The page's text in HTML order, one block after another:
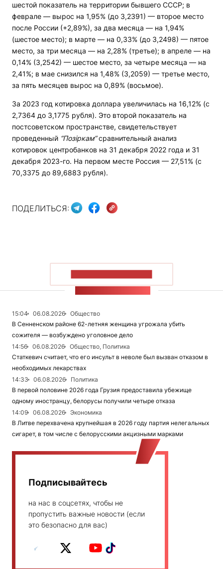
шестой показатель на территории бывшего СССР; в
феврале — вырос на 1,95% (до 3,2391) — второе место
после России (+2,89%), за два месяца — на 1,94%
(шестое место); в марте — на 0,33% (до 3,2498) — пятое
место, за три месяца — на 2,28% (третье); в апреле — на
0,14% (3,2542) — шестое место, за четыре месяца — на
2,41%; в мае снизился на 1,48% (3,2059) — третье место,
за пять месяцев вырос на 0,89% (восьмое).
За 2023 год котировка доллара увеличилась на 16,12% (с
2,7364 до 3,1775 рубля). Это второй показатель на
постсоветском пространстве, свидетельствует
проведенный “Позіркам”сравнительный анализ
котировок центробанков на 31 декабря 2022 года и 31
декабря 2023-го. На первом месте Россия — 27,51% (с
70,3375 до 89,6883 рубля).
ПОДЕЛИТЬСЯ:
15:04 06.08.2026
Общество
В Сенненском районе 62-летняя женщина угрожала убить
сожителя — возбуждено уголовное дело
14:56
06.08.2026
Общество, Политика
Статкевич считает, что его инсульт в неволе был вызван отказом в
необходимых лекарствах
14:33
06.08.2026
Политика
В первой половине 2026 года Грузия предоставила убежище
одному иностранцу, белорусы получили четыре отказа
14:09
06.08.2026
Экономика
В Литве перехвачена крупнейшая в 2026 году партия нелегальных
сигарет, в том числе с белорусскими акцизными марками
Подписывайтесь
на нас в соцсетях, чтобы не
пропустить важные новости (если
это безопасно для вас)